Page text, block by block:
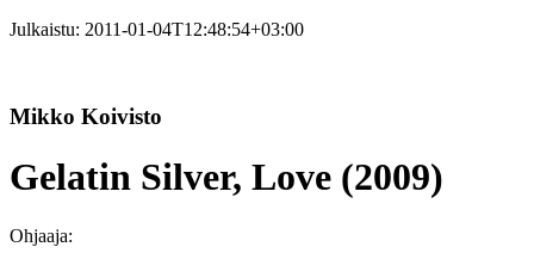
Julkaistu: 2011-01-04T12:48:54+03:00
Mikko Koivisto
Gelatin Silver, Love (2009)
Ohjaaja: